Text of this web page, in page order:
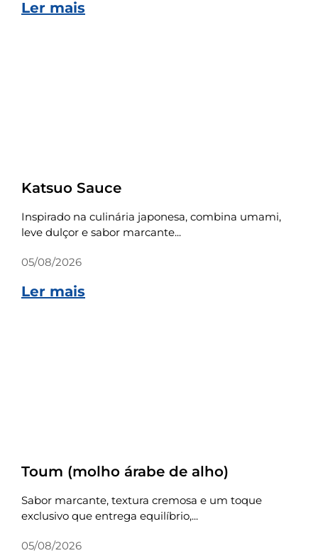
Ler mais
Katsuo Sauce
Inspirado na culinária japonesa, combina umami,
leve dulçor e sabor marcante...
05/08/2026
Ler mais
Toum (molho árabe de alho)
Sabor marcante, textura cremosa e um toque
exclusivo que entrega equilíbrio,...
05/08/2026